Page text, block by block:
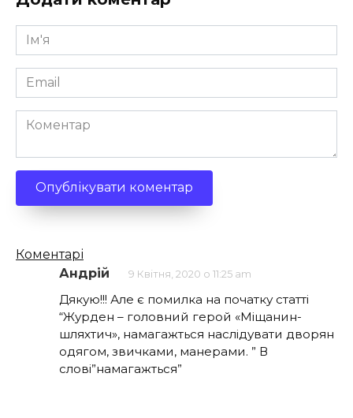
Ім'я
*
Email
*
Коментар
Кількість
коментарів
Коментарі
Андрій
9 Квітня, 2020 о 11:25 am
Дякую!!! Але є помилка на початку статті
“Журден – головний герой «Міщанин-
шляхтич», намагажться наслідувати дворян
одягом, звичками, манерами. ” В
слові”намагажться”